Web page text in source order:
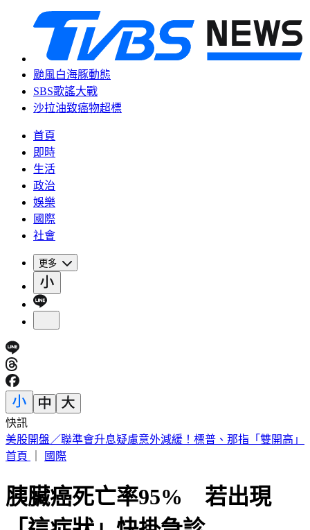
颱風白海豚動態
SBS歌謠大戰
沙拉油致癌物超標
首頁
即時
生活
政治
娛樂
國際
社會
更多
快訊
剛接手2天閃辭董座！宏碁發重訊曝：發現兆基屋管內部管理
缺失
胰臟癌死亡率95% 若出現